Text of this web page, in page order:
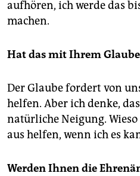
aufhören, ich werde das
machen.
Hat das mit Ihrem
Der Glaube fordert von
helfen. Aber ich denke,
natürliche Neigung.
aus helfen, wenn ich es
Werden Ihnen die